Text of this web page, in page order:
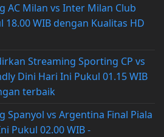
AC Milan vs Inter Milan Club
18.00 WIB dengan Kualitas HD
Streaming Sporting CP vs
Dini Hari Ini Pukul 01.15 WIB
terbaik
Spanyol vs Argentina Final Piala
Pukul 02.00 WIB -